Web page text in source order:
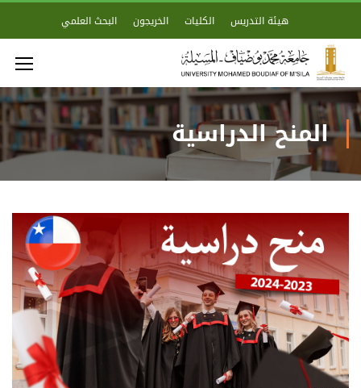
هيئة التدريس الكليات الخريجون البحث العلمي
المنح الدراسية